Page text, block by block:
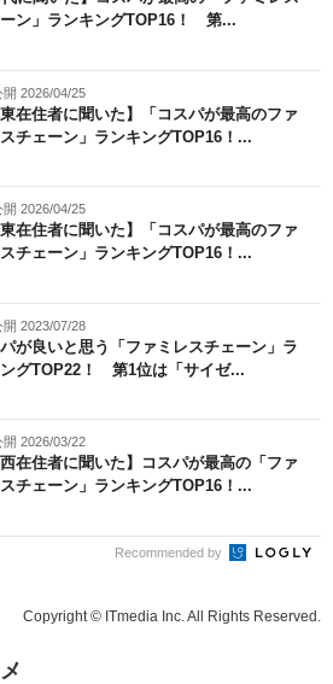
ン」ランキングTOP16！ 第...
開 2026/04/25
東在住者に聞いた】「コスパが最高のファ
スチェーン」ランキングTOP16！...
開 2026/04/25
東在住者に聞いた】「コスパが最高のファ
スチェーン」ランキングTOP16！...
開 2023/07/28
が良いと思う「ファミレスチェーン」ラ
グTOP22！ 第1位は「サイゼ...
開 2026/03/22
西在住者に聞いた】コスパが最高の「ファ
スチェーン」ランキングTOP16！...
Recommended by
Copyright © ITmedia Inc. All Rights Reserved.